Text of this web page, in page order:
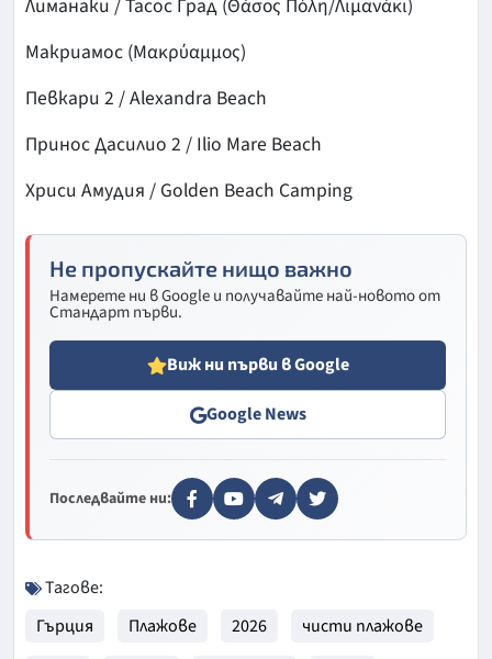
Лиманаки / Тасос Град (Θάσος Πόλη/Λιμανάκι)
Макриамос (Μακρύαμμος)
Певкари 2 / Alexandra Beach
Принос Дасилио 2 / Ilio Mare Beach
Хриси Амудия / Golden Beach Camping
Не пропускайте нищо важно
Намерете ни в Google и получавайте най-новото от
Стандарт първи.
Виж ни първи в Google
Google News
Последвайте ни:
Тагове:
Гърция
Плажове 2026
чисти плажове